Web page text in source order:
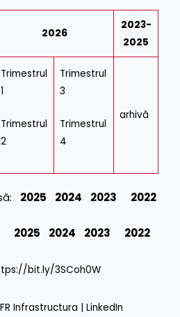
2026
2023-
2025
Trimestrul
1
Trimestrul
2
Trimestrul
3
Trimestrul
4
arhivă
2025 2024 2023 2022
2025 2024 2023 2022
bit.ly/3SCoh0W
Infrastructura | LinkedIn